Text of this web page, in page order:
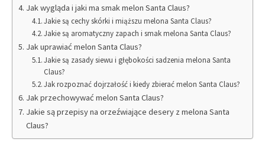
Jak wygląda i jaki ma smak melon Santa Claus?
Jakie są cechy skórki i miąższu melona Santa Claus?
Jakie są aromatyczny zapach i smak melona Santa Claus?
Jak uprawiać melon Santa Claus?
Jakie są zasady siewu i głębokości sadzenia melona Santa
Claus?
Jak rozpoznać dojrzałość i kiedy zbierać melon Santa Claus?
Jak przechowywać melon Santa Claus?
Jakie są przepisy na orzeźwiające desery z melona Santa
Claus?